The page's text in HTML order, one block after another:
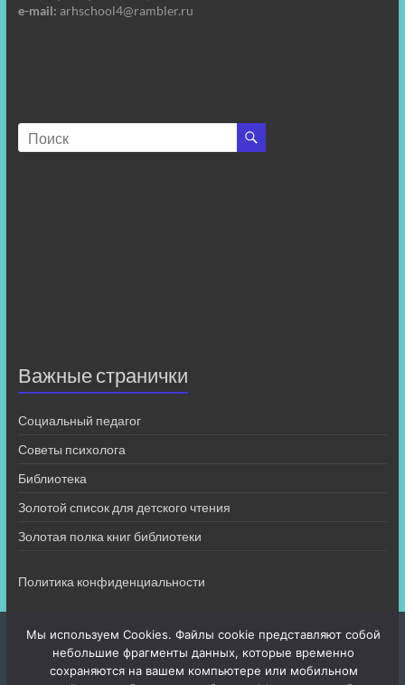
e-mail: arhschool4@rambler.ru
Важные странички
Социальный педагог
Советы психолога
Библиотека
Золотой список для детского чтения
Золотая полка книг библиотеки
Политика конфиденциальности
Мы используем Cookies. Файлы cookie представляют собой
небольшие фрагменты данных, которые временно
сохраняются на вашем компьютере или мобильном